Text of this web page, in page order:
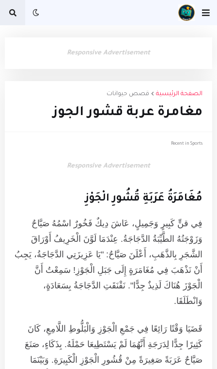
Responsive Advertisement
الصفحة الرئيسية قصص حيوانات
مغامرة عربة قشور الجوز
Recent in Sports
Responsive Advertisement
مُغَامَرَةُ عَرَبَةِ قُشُورِ الْجَوْزِ
فِي قنٍّ كَبِيرٍ وَجَمِيلٍ، عَاشَ دِيكٌ فَخُورٌ اسْمُهُ صَيَّاحٌ
وَزَوْجَتُهُ الطَّيِّبَةُ الدَّجَاجَةُ. عِنْدَمَا لَوَّنَ الْخَرِيفُ أَوْرَاقَ
الشَّجَرِ بِالذَّهَبِ، أَعْلَنَ صَيَّاحٌ: "يَا عَزِيزَتِي الدَّجَاجَةُ، يَجِبُ
أَنْ نَذْهَبَ فِي مُغَامَرَةٍ إِلَى جَبَلِ الْجَوْزِ! سَمِعْتُ أَنَّ
الْجَوْزَ هُنَاكَ لَذِيذٌ جِدًّا". نَقْنَقَتِ الدَّجَاجَةُ بِسَعَادَةٍ،
وَانْطَلَقَا.
قَضَيَا وَقْتًا رَائِعًا فِي جَمْعِ الْجَوْزِ وَالْبَلُّوطِ اللَّامِعِ، كَانَ
كَثِيرًا جِدًّا لِدَرَجَةِ أَنَّهُمَا لَمْ يَسْتَطِيعَا حَمْلَهُ. بِذَكَاءٍ، صَنَعَ
صَيَّاحٌ عَرَبَةً صَغِيرَةً مِنْ قُشُورِ الْجَوْزِ الْكَبِيرَةِ. وَبَيْنَمَا